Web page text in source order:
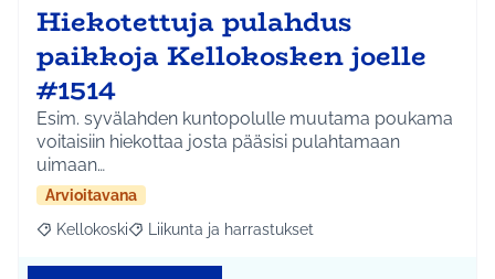
Hiekotettuja pulahdus
paikkoja Kellokosken joelle
#1514
Esim. syvälahden kuntopolulle muutama poukama
voitaisiin hiekottaa josta pääsisi pulahtamaan
uimaan…
Arvioitavana
Rajaa tulokset aihepiirin mukaan: Kellokoski
Kellokoski Rajaa tulokset teeman mukaan: Liikunta ja
Liikunta ja harrastukset